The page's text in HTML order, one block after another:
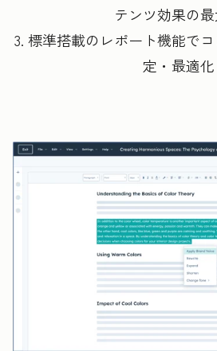
テンツ効果の
3. 標準搭載のレポート機能で
定・最適化